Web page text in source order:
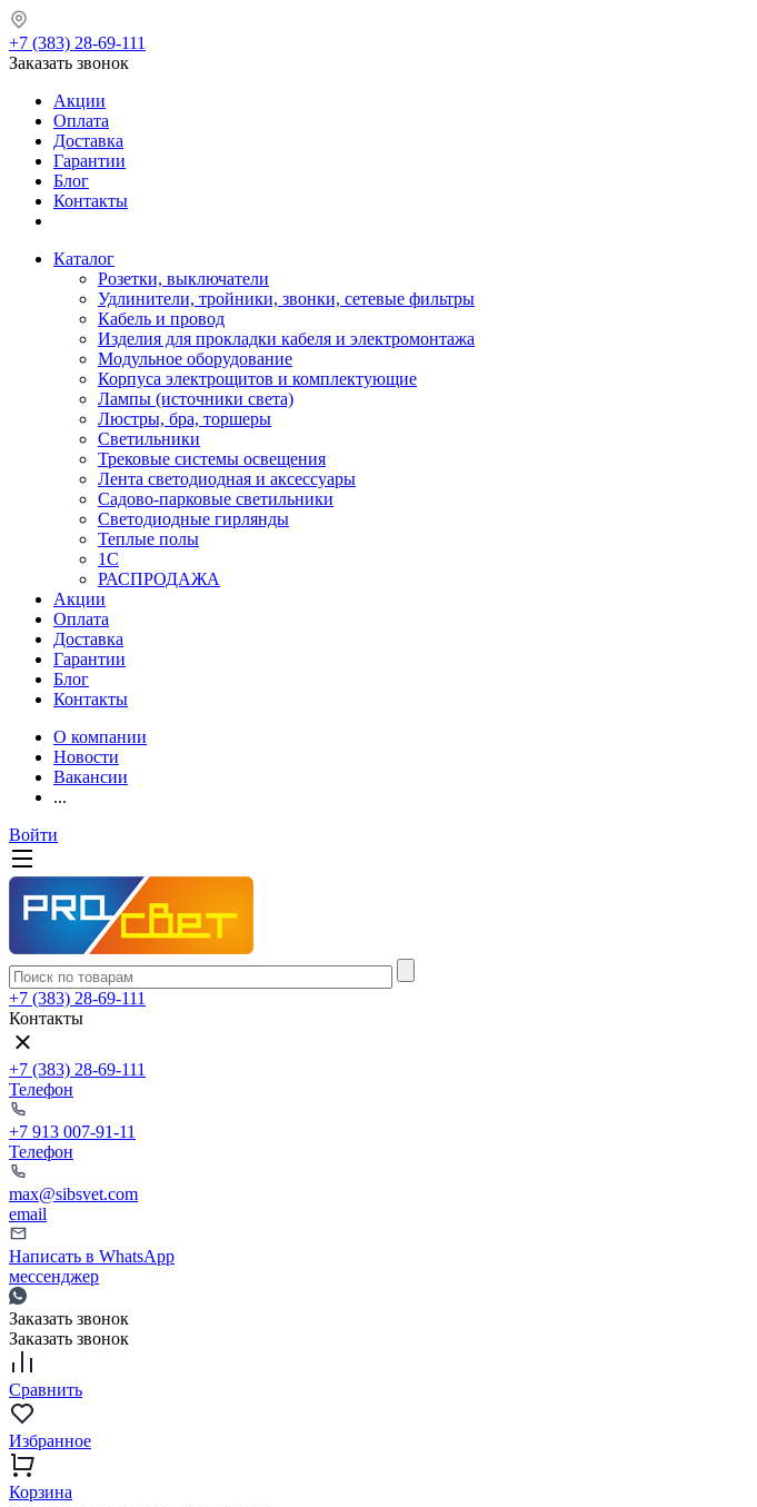
+7 (383) 28-69-111
Заказать звонок
Акции
Оплата
Доставка
Гарантии
Блог
Контакты
Каталог
Розетки, выключатели
Удлинители, тройники, звонки, сетевые фильтры
Кабель и провод
Изделия для прокладки кабеля и электромонтажа
Модульное оборудование
Корпуса электрощитов и комплектующие
Лампы (источники света)
Люстры, бра, торшеры
Светильники
Трековые системы освещения
Лента светодиодная и аксессуары
Садово-парковые светильники
Светодиодные гирлянды
Теплые полы
1С
РАСПРОДАЖА
Акции
Оплата
Доставка
Гарантии
Блог
Контакты
О компании
Новости
Вакансии
...
Войти
+7 (383) 28-69-111
Контакты
+7 (383) 28-69-111
Телефон
+7 913 007-91-11
Телефон
max@sibsvet.com
email
Написать в WhatsApp
мессенджер
Заказать звонок
Заказать звонок
Сравнить
Избранное
Корзина